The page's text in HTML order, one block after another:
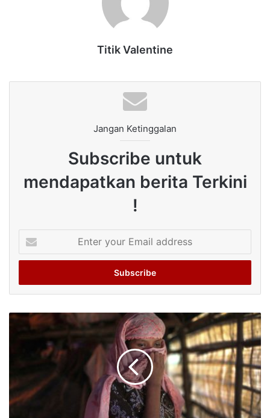
Titik Valentine
Jangan Ketinggalan
Subscribe untuk
mendapatkan berita Terkini
!
your
Email